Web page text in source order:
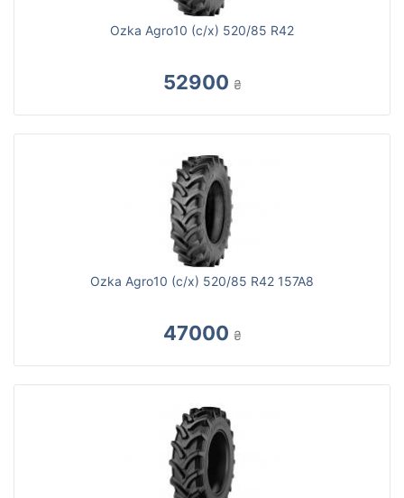
Ozka Agro10 (с/х) 520/85 R42
52900 ₴
Ozka Agro10 (с/х) 520/85 R42 157A8
47000 ₴